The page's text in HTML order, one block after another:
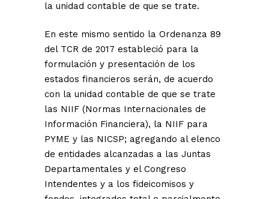
la unidad contable de que se trate.
En este mismo sentido la Ordenanza 89
del TCR de 2017 estableció para la
formulación y presentación de los
estados financieros serán, de acuerdo
con la unidad contable de que se trate
las NIIF (Normas Internacionales de
Información Financiera), la NIIF para
PYME y las NICSP; agregando al elenco
de entidades alcanzadas a las Juntas
Departamentales y el Congreso
Intendentes y a los fideicomisos y